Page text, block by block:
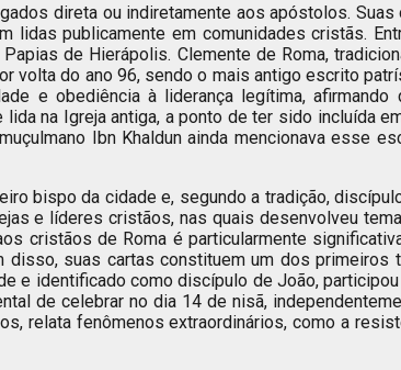
direta ou indiretamente aos apóstolos. Suas
lidas publicamente em comunidades cristãs.
de Hierápolis. Clemente de Roma,
volta do ano 96, sendo o mais antigo escrito
e obediência à liderança legítima,
na Igreja antiga, a ponto de ter sido incluída
Ibn Khaldun ainda mencionava esse
bispo da cidade e, segundo a tradição,
e líderes cristãos, nas quais desenvolveu
cristãos de Roma é particularmente
suas cartas constituem um dos primeiros
e identificado como discípulo de João,
de celebrar no dia 14 de nisã,
relata fenômenos extraordinários, como a